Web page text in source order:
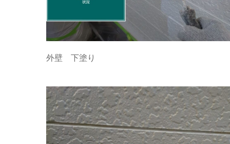
外壁 下塗り